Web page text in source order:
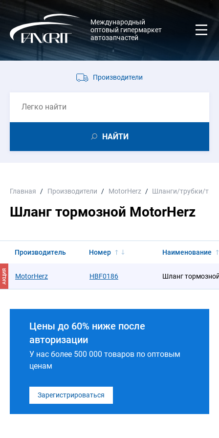
Международный
оптовый гипермаркет
автозапчастей
Производители
НАЙТИ
Главная Производители MotorHerz Шланги/трубки/
Шланг тормозной MotorHerz
Производитель Номер Наименование
АКЦИЯ MotorHerz HBF0186 Шланг
Цены до 60% ниже после
авторизации
У нас более 500 000 товаров по оптовым
ценам
Зарегистрироваться